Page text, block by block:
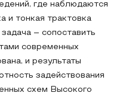
где наблюдаются
и тонкая трактовка
– сопоставить
современных
и результаты
задействования
схем Высокого